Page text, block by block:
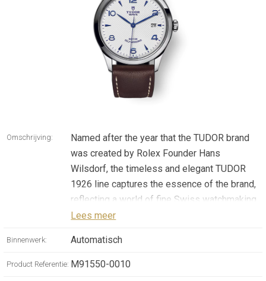
Omschrijving:
Named after the year that the TUDOR brand
was created by Rolex Founder Hans
Wilsdorf, the timeless and elegant TUDOR
1926 line captures the essence of the brand,
reflecting a world of fine Swiss watchmaking
where mechanical excellence goes hand-in-
Lees meer
Binnenwerk: Automatisch
Product Referentie: M91550-0010